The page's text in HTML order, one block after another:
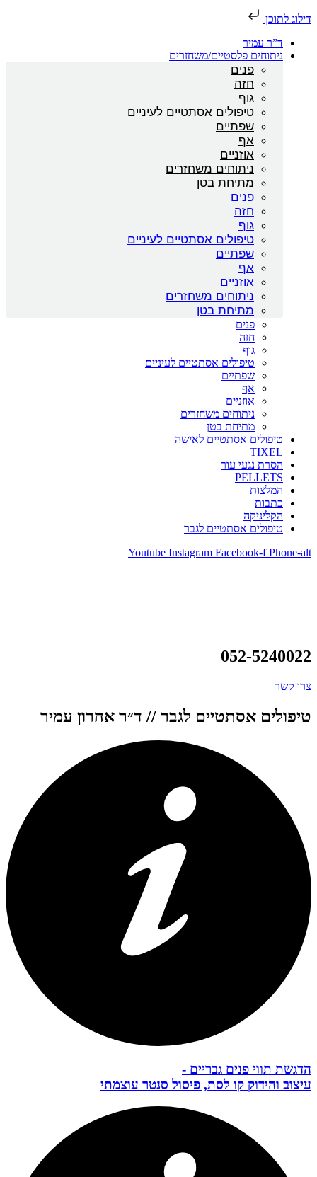
דילוג לתוכן
ד”ר עמיר
ניתוחים פלסטיים/משחזרים
פנים
חזה
גוף
טיפולים אסתטיים לעיניים
שפתיים
אף
אוזניים
ניתוחים משחזרים
מתיחת בטן
פנים
חזה
גוף
טיפולים אסתטיים לעיניים
שפתיים
אף
אוזניים
ניתוחים משחזרים
מתיחת בטן
פנים
חזה
גוף
טיפולים אסתטיים לעיניים
שפתיים
אף
אוזניים
ניתוחים משחזרים
מתיחת בטן
טיפולים אסתטיים לאישה
TIXEL
הסרת נגעי עור
PELLETS
המלצות
כתבות
הקליניקה
טיפולים אסתטיים לגבר
Youtube Instagram Facebook-f Phone-alt
052-5240022
צרו קשר
טיפולים אסתטיים לגבר // ד״ר אהרון עמיר
הדגשת תווי פנים גבריים -
עיצוב והידוק קו לסת, פיסול סנטר עוצמתי